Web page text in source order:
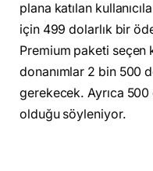
plana katılan
için 499 dolarlık bir
Premium paketi seçen
donanımlar 2 bin 500
gerekecek. Ayrıca
olduğu söyleniyor.